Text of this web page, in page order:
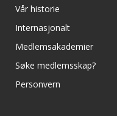
Vår historie
Internasjonalt
Medlemsakademier
Søke medlemsskap?
Personvern